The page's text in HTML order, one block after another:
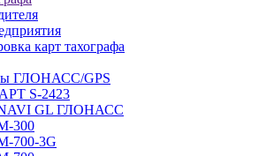
карт тахографа
ГЛОНАСС/GPS
S-2423
GL ГЛОНАСС
300
700-3G